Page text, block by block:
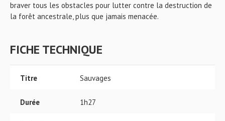
braver tous les obstacles pour lutter contre la destruction de
la forêt ancestrale, plus que jamais menacée.
FICHE TECHNIQUE
Titre Sauvages
Durée 1h27